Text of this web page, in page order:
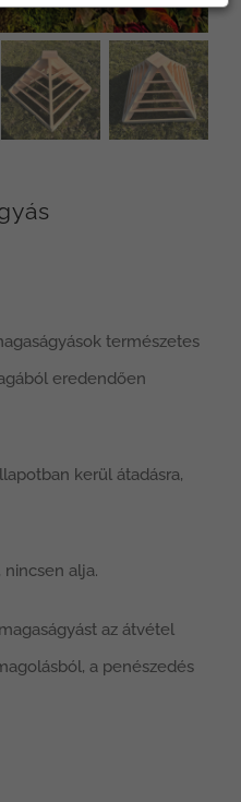
természetes
eredendően
kerül átadásra,
alja.
az átvétel
a penészedés